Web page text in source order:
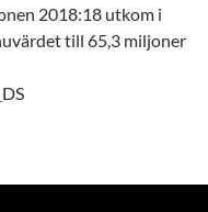
2018:18 utkom i
till 65,3 miljoner
DS